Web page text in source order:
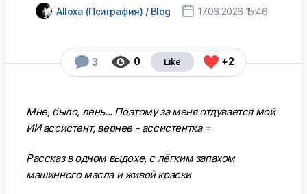
Alloxa (Псиграфия) / Blog  17.06.2026 15:46
 3  0  +2
Мне, было, лень... Поэтому за меня отдувается мой
ИИ ассистент, вернее - ассистентка =
Рассказ в одном выдохе, с лёгким запахом
машинного масла и живой краски